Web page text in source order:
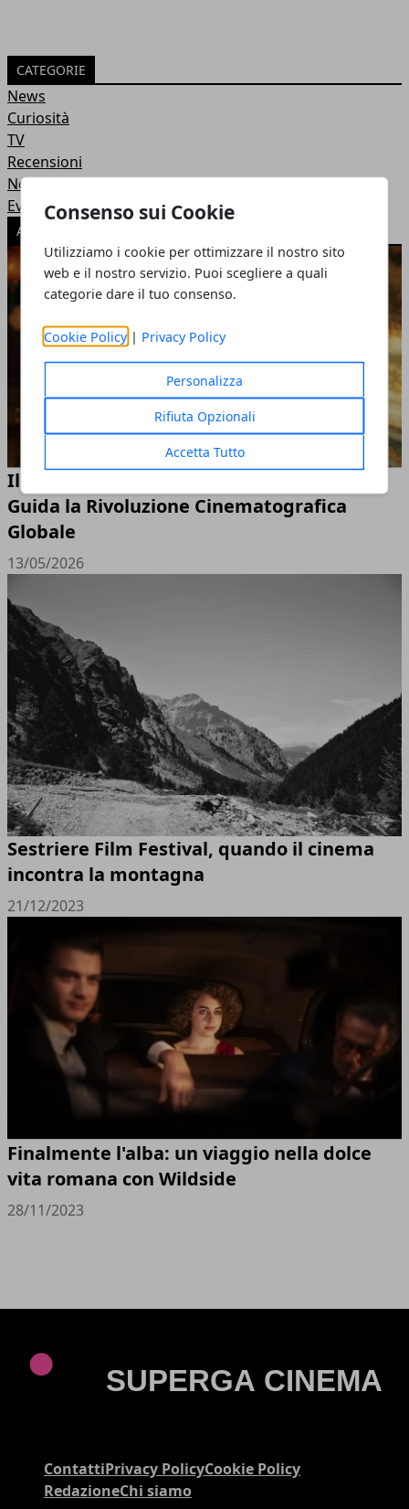
Consenso sui Cookie
Utilizziamo i cookie per ottimizzare il nostro sito
web e il nostro servizio. Puoi scegliere a quali
categorie dare il tuo consenso.
Cookie Policy | Privacy Policy
Personalizza
Rifiuta Opzionali
Accetta Tutto
CATEGORIE
News
Curiosità
TV
Recensioni
Notizie
Eventi
ARTICOLI POPOLARI
Il Futuro del Cinema è AIGC: FizzDragon
Guida la Rivoluzione Cinematografica
Globale
13/05/2026
Sestriere Film Festival, quando il cinema
incontra la montagna
21/12/2023
Finalmente l'alba: un viaggio nella dolce
vita romana con Wildside
28/11/2023
ContattiPrivacy PolicyCookie Policy
RedazioneChi siamo